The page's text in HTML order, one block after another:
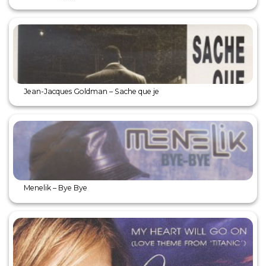
Jean-Jacques Goldman – Sache que je
Menelik – Bye Bye